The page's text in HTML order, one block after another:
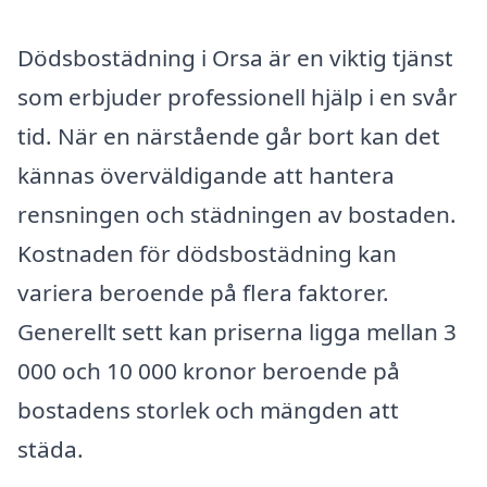
Dödsbostädning i Orsa är en viktig tjänst
som erbjuder professionell hjälp i en svår
tid. När en närstående går bort kan det
kännas överväldigande att hantera
rensningen och städningen av bostaden.
Kostnaden för dödsbostädning kan
variera beroende på flera faktorer.
Generellt sett kan priserna ligga mellan 3
000 och 10 000 kronor beroende på
bostadens storlek och mängden att
städa.